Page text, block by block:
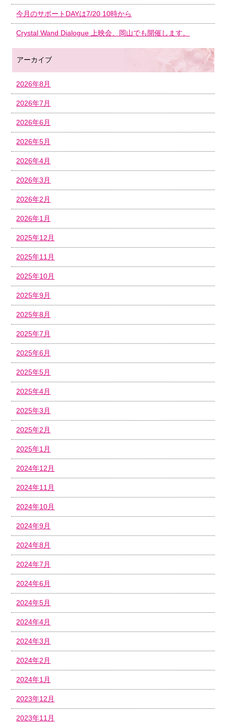
今月のサポートDAYは7/20 10時から
Crystal Wand Dialogue 上映会、岡山でも開催します。
アーカイブ
2026年8月
2026年7月
2026年6月
2026年5月
2026年4月
2026年3月
2026年2月
2026年1月
2025年12月
2025年11月
2025年10月
2025年9月
2025年8月
2025年7月
2025年6月
2025年5月
2025年4月
2025年3月
2025年2月
2025年1月
2024年12月
2024年11月
2024年10月
2024年9月
2024年8月
2024年7月
2024年6月
2024年5月
2024年4月
2024年3月
2024年2月
2024年1月
2023年12月
2023年11月